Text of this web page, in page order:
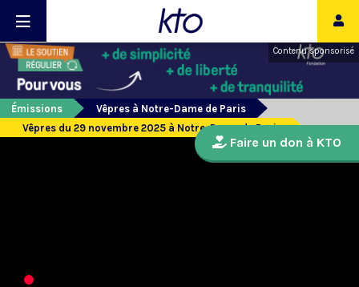
Contenu sponsorisé
Émissions
Vêpres à Notre-Dame de Paris
Vêpres du 29 novembre 2025 à Notre-Dame de Paris
Faire un don à KTO